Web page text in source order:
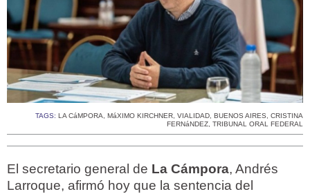
TAGS: LA CáMPORA, MáXIMO KIRCHNER, VIALIDAD, BUENOS AIRES, CRISTINA
FERNáNDEZ, TRIBUNAL ORAL FEDERAL
El secretario general de La Cámpora, Andrés
Larroque, afirmó hoy que la sentencia del